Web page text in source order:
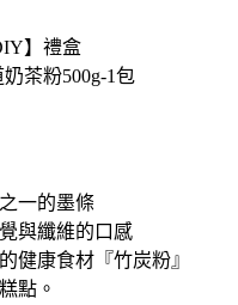
】禮盒
茶粉500g-1包
一的墨條
與纖維的口感
健康食材『竹炭粉』
點。